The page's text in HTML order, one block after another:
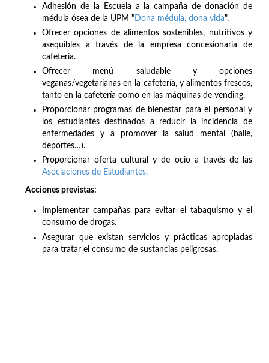
Adhesión de la Escuela a la campaña de donación de
médula ósea de la UPM " Dona médula, dona vida".
Ofrecer opciones de alimentos sostenibles, nutritivos y
asequibles a través de la empresa concesionaria de
cafetería.
Ofrecer menú saludable y opciones
veganas/vegetarianas en la cafetería, y alimentos frescos,
tanto en la cafetería como en las máquinas de vending.
Proporcionar programas de bienestar para el personal y
los estudiantes destinados a reducir la incidencia de
enfermedades y a promover la salud mental (baile,
deportes…).
Proporcionar oferta cultural y de ocio a través de las
Asociaciones de Estudiantes.
Acciones previstas:
Implementar campañas para evitar el tabaquismo y el
consumo de drogas.
Asegurar que existan servicios y prácticas apropiadas
para tratar el consumo de sustancias peligrosas.